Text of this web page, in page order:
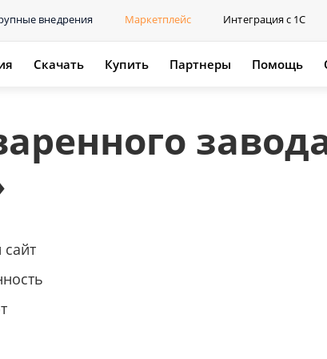
внедрения Маркетплейс Интеграция с 1С
Скачать Купить Партнеры Помощь